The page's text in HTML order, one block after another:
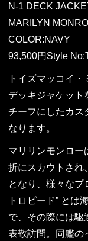
N-1 DECK
MARILYN
COLOR:NAVY
93,500円Style
トイズマッコイ
デッキジャケット
チーフにしたカス
なります。
マリリンモンロー
折にスカウトされ
となり、様々なプ
トロピード” とは
で、その際には駆
表敬訪問。同艦の